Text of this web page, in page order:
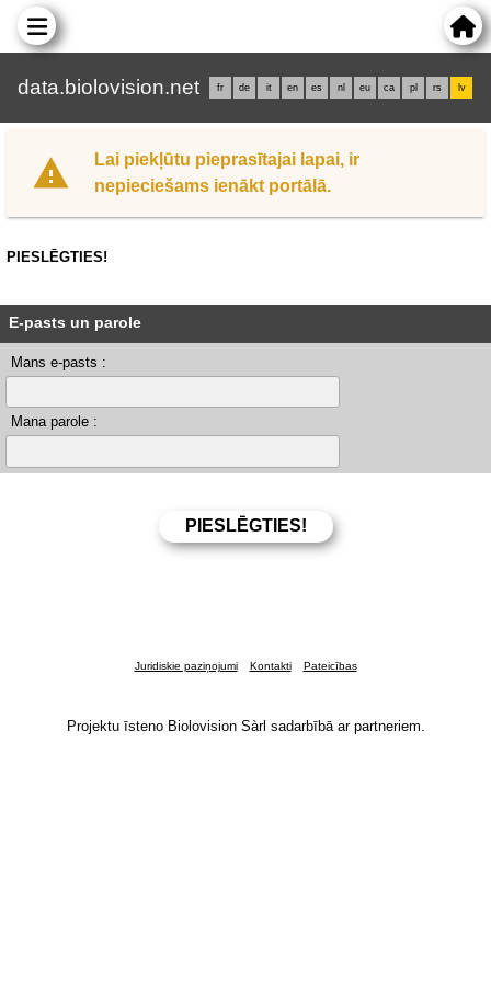
data.biolovision.net fr de it en es nl eu ca pl rs lv
Lai piekļūtu pieprasītajai lapai, ir
nepieciešams ienākt portālā.
PIESLĒGTIES!
E-pasts un parole
Mans e-pasts :
Mana parole :
Juridiskie paziņojumi Kontakti Pateicības
Projektu īsteno Biolovision Sàrl sadarbībā ar partneriem.